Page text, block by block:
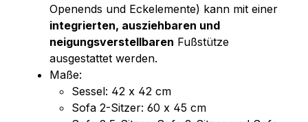
Openends und Eckelemente) kann mit einer
integrierten, ausziehbaren und
neigungsverstellbaren Fußstütze
ausgestattet werden.
Maße:
Sessel: 42 x 42 cm
Sofa 2-Sitzer: 60 x 45 cm